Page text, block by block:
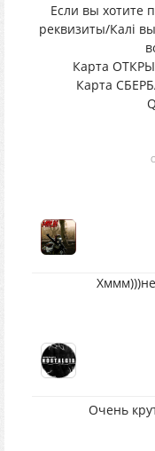
Если вы хотите
реквизиты/Калі
Карта
Карта
Очень